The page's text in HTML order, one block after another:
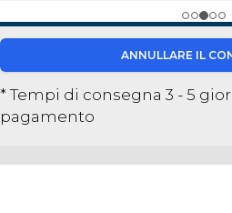
ANNULLARE IL
* Tempi di consegna 3 - 5
pagamento